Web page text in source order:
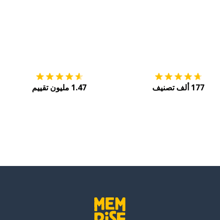
177 ألف تصنيف 1.47 مليون تقييم